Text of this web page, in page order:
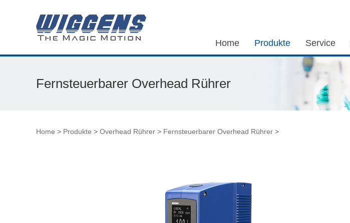
Home Produkte Service
Fernsteuerbarer Overhead Rührer
Home > Produkte > Overhead Rührer > Fernsteuerbarer Overhead Rührer >